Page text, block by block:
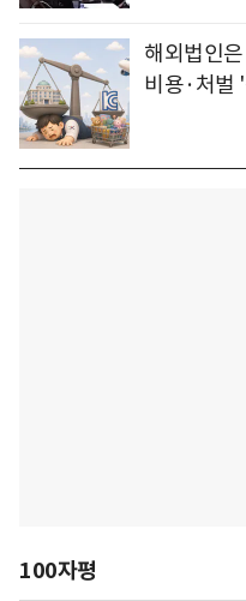
해외법인
비용·처벌
100자평